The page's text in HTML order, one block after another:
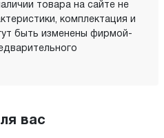
товара на сайте не
комплектация и
быть изменены фирмой-
вас